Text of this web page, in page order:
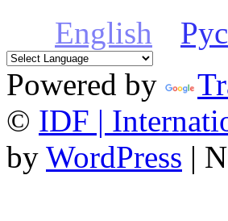
English
Powered by
© IDF |
by WordPress |